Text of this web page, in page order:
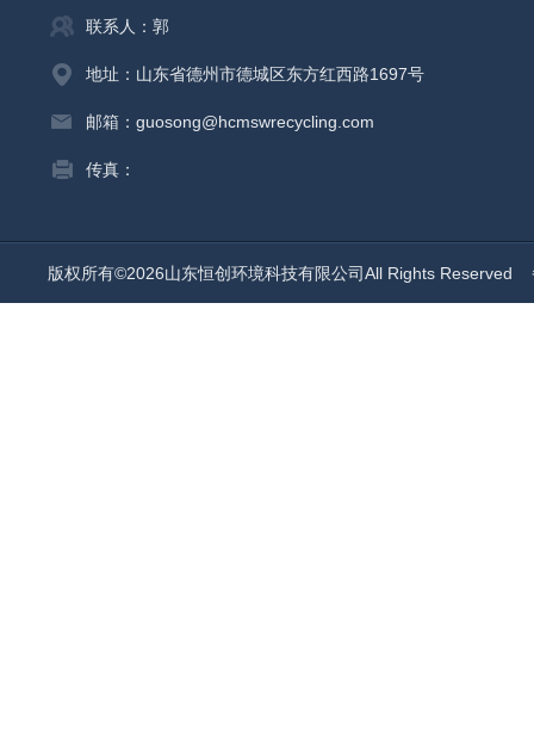
联系人：郭
地址：山东省德州市德城区东方红西路1697号
邮箱：guosong@hcmswrecycling.com
传真：
版权所有©2026山东恒创环境科技有限公司All Rights Reserved